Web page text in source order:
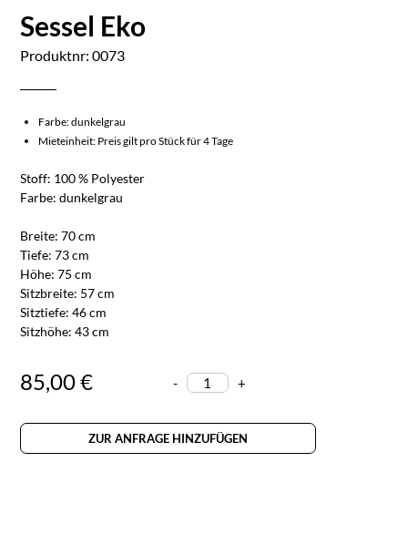
Sessel Eko
Produktnr: 0073
Farbe: dunkelgrau
Mieteinheit: Preis gilt pro Stück für 4 Tage
Stoff: 100 % Polyester
Farbe: dunkelgrau
Breite: 70 cm
Tiefe: 73 cm
Höhe: 75 cm
Sitzbreite: 57 cm
Sitztiefe: 46 cm
Sitzhöhe: 43 cm
85,00 € - +
ZUR ANFRAGE HINZUFÜGEN